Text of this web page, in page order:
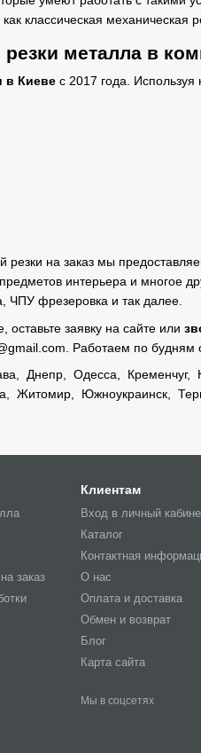
классическая механическая
металла в
в Киеве с 2017 года.
на заказ мы
интерьера и многое
ЧПУ фрезеровка и так далее.
оставьте заявку на сайте или
. Работаем по будням
Днепр Одесса Кременчуг,
Житомир Южноукраинск
заказ
Клиентам
Вход в личный
Каталог
Контактная
О нас
Оплата и доставка
Обмен и возврат
Блог
Карта сайта
Мы в соцсетях